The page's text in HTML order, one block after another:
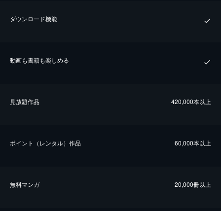
ダウンロード機能
動画も書籍も楽しめる
⾒放題作品 420,000本以上
ポイント（レンタル）作品 60,000本以上
無料マンガ 20,000冊以上